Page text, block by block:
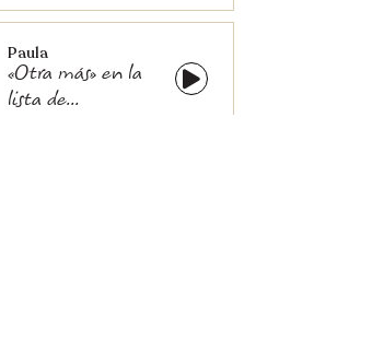
Paula
«Otra más» en la
lista de...